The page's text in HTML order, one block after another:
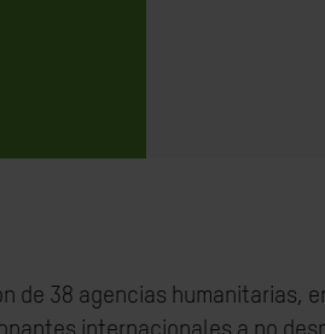
de 38 agencias humanitarias,